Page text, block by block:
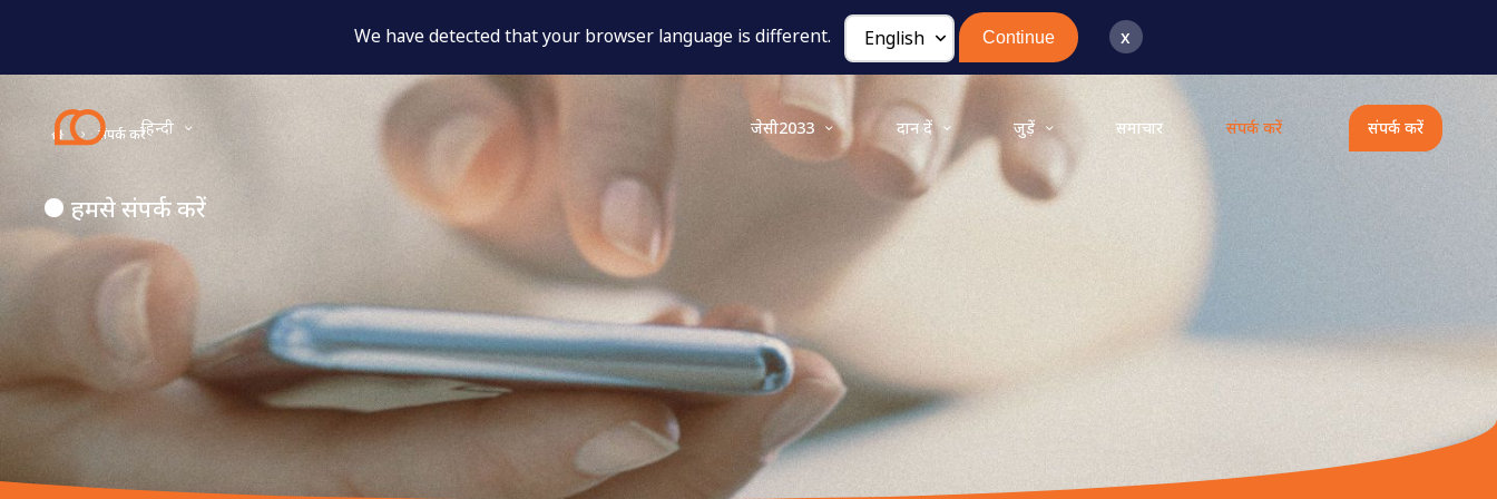
We have detected that your browser language is different. Continue x
हिन्दी जेसी2033 दान दें जुड़ें समाचार संपर्क करें संपर्क करें
संपर्क करें
हमसे संपर्क करें